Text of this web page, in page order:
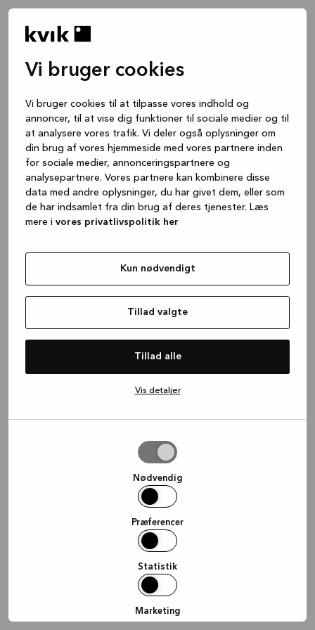
Vi bruger cookies
Vi bruger cookies til at tilpasse vores indhold og
annoncer, til at vise dig funktioner til sociale medier og til
at analysere vores trafik. Vi deler også oplysninger om
din brug af vores hjemmeside med vores partnere inden
for sociale medier, annonceringspartnere og
analysepartnere. Vores partnere kan kombinere disse
data med andre oplysninger, du har givet dem, eller som
de har indsamlet fra din brug af deres tjenester. Læs
mere i vores privatlivspolitik her
Kun nødvendigt
Tillad valgte
Tillad alle
Vis detaljer
Nødvendig
Præferencer
Statistik
Marketing
(see the browser console for more
information).